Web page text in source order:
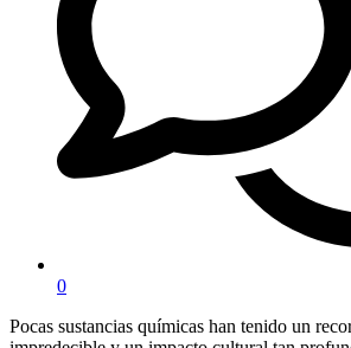
0
Pocas sustancias químicas han tenido un